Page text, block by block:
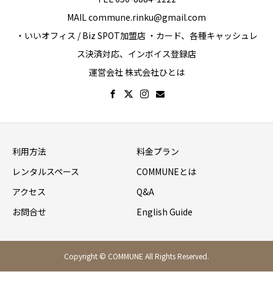
MAIL commune.rinku@gmail.com
・いいオフィス / Biz SPOT加盟店 ・カード、各種キャッシュレ
ス決済対応、インボイス登録店
運営会社 株式会社ひとは
利用方法
料金プラン
レンタルスペース
COMMUNEとは
アクセス
Q&A
お問合せ
English Guide
Copyright © COMMUNE All Rights Reserved.